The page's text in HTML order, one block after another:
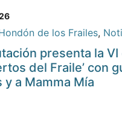
de los Frailes,
presenta la
del Fraile’ con
y a Mamma Mía